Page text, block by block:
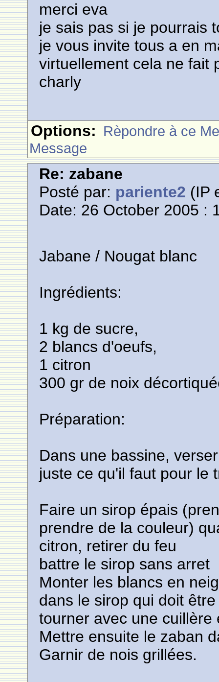
merci eva
je sais pas si je pourrais
je vous invite tous a en
virtuellement cela ne fait
charly
Options: Rèpondre à ce
Message
Re: zabane
Posté par: pariente2 (IP
Date: 26 October 2005 :
Jabane / Nougat blanc
Ingrédients:
1 kg de sucre,
2 blancs d'oeufs,
1 citron
300 gr de noix
Préparation:
Dans une bassine,
juste ce qu'il faut pour le
Faire un sirop épais
prendre de la couleur)
citron, retirer du feu
battre le sirop sans arret
Monter les blancs en
dans le sirop qui doit
tourner avec une cuillère
Mettre ensuite le zaban
Garnir de nois grillées.